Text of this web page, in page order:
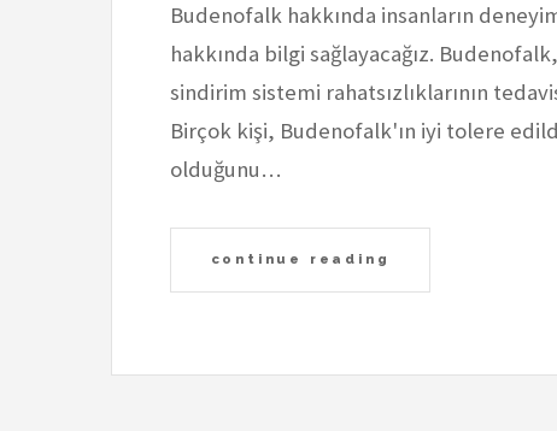
Budenofalk hakkında insanların
hakkında bilgi sağlayacağız.
sindirim sistemi rahatsızlıklarının
Birçok kişi, Budenofalk'ın iyi tolere
olduğunu…
continue reading